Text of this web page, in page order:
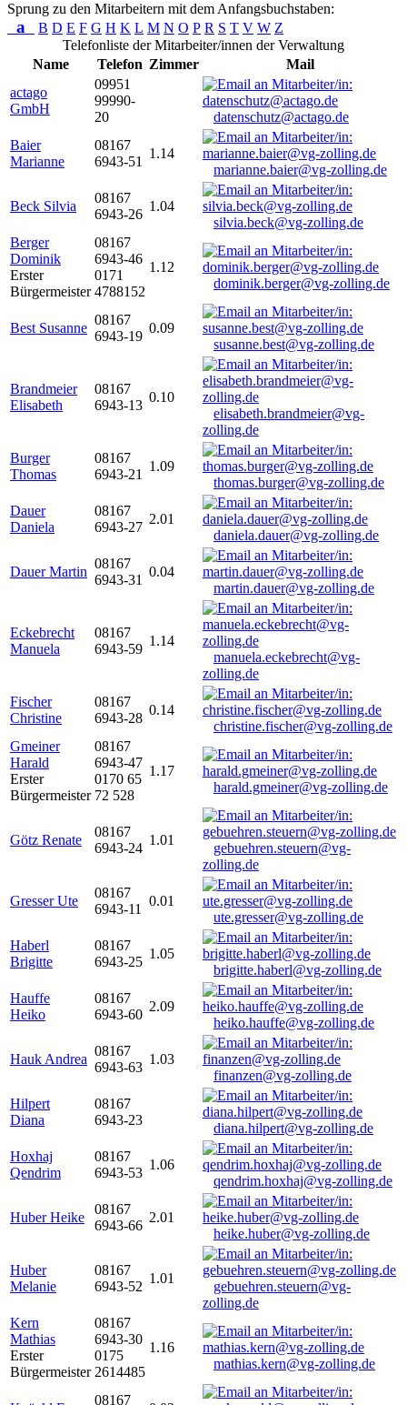
Sprung zu den Mitarbeitern mit dem Anfangsbuchstaben:
a B D E F G H K L M N O P R S T V W Z
Telefonliste der Mitarbeiter/innen der Verwaltung
Name
Telefon Zimmer
Mail
actago
GmbH
09951
99990-
20
datenschutz@actago.de
Baier
Marianne
08167
6943-51
1.14
marianne.baier@vg-zolling.de
Beck Silvia
08167
6943-26
1.04
silvia.beck@vg-zolling.de
Berger
Dominik
Erster
Bürgermeister
08167
6943-46
0171
4788152
1.12
dominik.berger@vg-zolling.de
Best Susanne
08167
6943-19
0.09
susanne.best@vg-zolling.de
Brandmeier
Elisabeth
08167
6943-13
0.10
elisabeth.brandmeier@vg-
zolling.de
Burger
Thomas
08167
6943-21
1.09
thomas.burger@vg-zolling.de
Dauer
Daniela
08167
6943-27
2.01
daniela.dauer@vg-zolling.de
Dauer Martin
08167
6943-31
0.04
martin.dauer@vg-zolling.de
Eckebrecht
Manuela
08167
6943-59
1.14
manuela.eckebrecht@vg-
zolling.de
Fischer
Christine
08167
6943-28
0.14
christine.fischer@vg-zolling.de
Gmeiner
Harald
Erster
Bürgermeister
08167
6943-47
0170 65
72 528
1.17
harald.gmeiner@vg-zolling.de
Götz Renate
08167
6943-24
1.01
gebuehren.steuern@vg-
zolling.de
Gresser Ute
08167
6943-11
0.01
ute.gresser@vg-zolling.de
Haberl
Brigitte
08167
6943-25
1.05
brigitte.haberl@vg-zolling.de
Hauffe
Heiko
08167
6943-60
2.09
heiko.hauffe@vg-zolling.de
Hauk Andrea
08167
6943-63
1.03
finanzen@vg-zolling.de
Hilpert
Diana
08167
6943-23
diana.hilpert@vg-zolling.de
Hoxhaj
Qendrim
08167
6943-53
1.06
qendrim.hoxhaj@vg-zolling.de
Huber Heike
08167
6943-66
2.01
heike.huber@vg-zolling.de
Huber
Melanie
08167
6943-52
1.01
gebuehren.steuern@vg-
zolling.de
Kern
Mathias
Erster
Bürgermeister
08167
6943-30
0175
2614485
1.16
mathias.kern@vg-zolling.de
08167